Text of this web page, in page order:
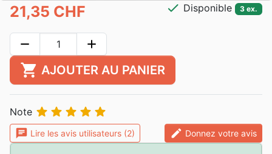
21,35 CHF check Disponible 3 ex.
remove add
shopping_cart AJOUTER AU PANIER
Note     
chat Lire les avis utilisateurs (2) edit Donnez votre avis